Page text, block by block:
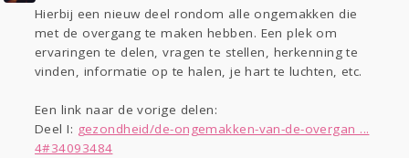
Gevraagd
Horen Doen
Zien
Hierbij een nieuw deel rondom alle ongemakken die
met de overgang te maken hebben. Een plek om
ervaringen te delen, vragen te stellen, herkenning te
vinden, informatie op te halen, je hart te luchten, etc.
Een link naar de vorige delen:
Deel I: gezondheid/de-ongemakken-van-de-overgan ...
4#34093484